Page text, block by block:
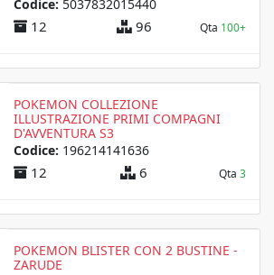
Codice: 5037832015440
12 96 Qta 100+
POKEMON COLLEZIONE
ILLUSTRAZIONE PRIMI COMPAGNI
D'AVVENTURA S3
Codice: 196214141636
12 6 Qta 3
POKEMON BLISTER CON 2 BUSTINE -
ZARUDE